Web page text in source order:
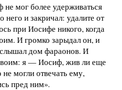
мог более удерживаться
него и закричал: удалите от
при Иосифе никого, когда
И громко зарыдал он, и
дом фараонов. И
я — Иосиф, жив ли еще
могли отвечать ему,
пред ним».